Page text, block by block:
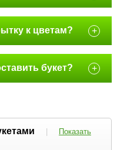
к цветам? +
букет? +
|
Показать